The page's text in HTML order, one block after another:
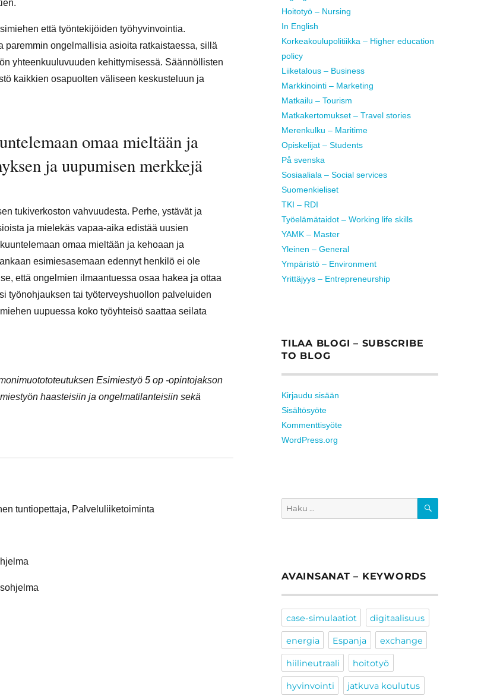
että työntekijöiden työhyvinvointia.
ongelmallisia asioita ratkaistaessa, sillä
yhteenkuuluvuuden kehittymisessä. Säännöllisten
kaikkien osapuolten väliseen keskusteluun ja
omaa mieltään ja
ja uupumisen merkkejä
tukiverkoston vahvuudesta. Perhe, ystävät ja
ja mielekäs vapaa-aika edistää uusien
omaa mieltään ja kehoaan ja
esimiesasemaan edennyt henkilö ei ole
että ongelmien ilmaantuessa osaa hakea ja ottaa
työnohjauksen tai työterveyshuollon palveluiden
uupuessa koko työyhteisö saattaa seilata
Esimiestyö 5 op -opintojakson
haasteisiin ja ongelmatilanteisiin sekä
tuntiopettaja, Palveluliiketoiminta
Hoitotyö – Nursing
In English
Korkeakoulupolitiikka – Higher education
policy
Liiketalous – Business
Markkinointi – Marketing
Matkailu – Tourism
Matkakertomukset – Travel stories
Merenkulku – Maritime
Opiskelijat – Students
På svenska
Sosiaaliala – Social services
Suomenkieliset
TKI – RDI
Työelämätaidot – Working life skills
YAMK – Master
Yleinen – General
Ympäristö – Environment
Yrittäjyys – Entrepreneurship
TILAA BLOGI – SUBSCRIBE
TO BLOG
Kirjaudu sisään
Sisältösyöte
Kommenttisyöte
WordPress.org
Etsi: HAKU
AVAINSANAT – KEYWORDS
case-simulaatiot digitaalisuus
energia Espanja exchange
hiilineutraali hoitotyö
hyvinvointi jatkuva koulutus